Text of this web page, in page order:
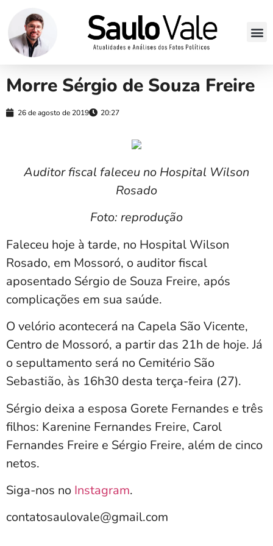
Morre Sérgio de Souza Freire
26 de agosto de 2019 20:27
Auditor fiscal faleceu no Hospital Wilson
Rosado
Foto: reprodução
Faleceu hoje à tarde, no Hospital Wilson
Rosado, em Mossoró, o auditor fiscal
aposentado Sérgio de Souza Freire, após
complicações em sua saúde.
O velório acontecerá na Capela São Vicente,
Centro de Mossoró, a partir das 21h de hoje. Já
o sepultamento será no Cemitério São
Sebastião, às 16h30 desta terça-feira (27).
Sérgio deixa a esposa Gorete Fernandes e três
filhos: Karenine Fernandes Freire, Carol
Fernandes Freire e Sérgio Freire, além de cinco
netos.
Siga-nos no Instagram.
contatosaulovale@gmail.com